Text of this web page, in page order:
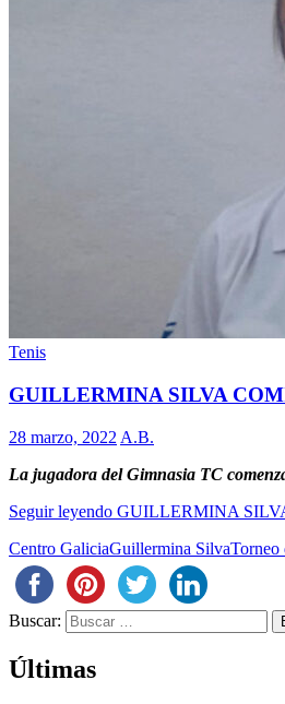
Tenis
GUILLERMINA SILVA
28 marzo, 2022 A.B.
La jugadora del Gimnasia TC
Seguir leyendo GUILLERMINA
Centro GaliciaGuillermina SilvaTorneo
Buscar:
Últimas